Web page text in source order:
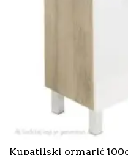
Kupatilski ormarić